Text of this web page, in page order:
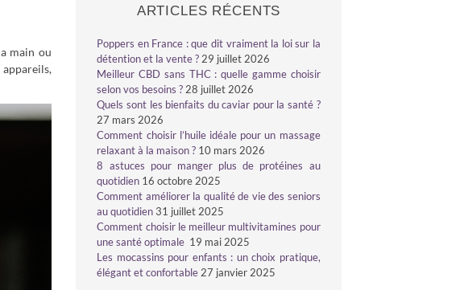
main ou
appareils,
ARTICLES RÉCENTS
Poppers en France : que dit vraiment la loi sur la
détention et la vente ? 29 juillet 2026
Meilleur CBD sans THC : quelle gamme choisir
selon vos besoins ? 28 juillet 2026
Quels sont les bienfaits du caviar pour la santé ?
27 mars 2026
Comment choisir l’huile idéale pour un massage
relaxant à la maison ? 10 mars 2026
8 astuces pour manger plus de protéines au
quotidien 16 octobre 2025
Comment améliorer la qualité de vie des seniors
au quotidien 31 juillet 2025
Comment choisir le meilleur multivitamines pour
une santé optimale 19 mai 2025
Les mocassins pour enfants : un choix pratique,
élégant et confortable 27 janvier 2025